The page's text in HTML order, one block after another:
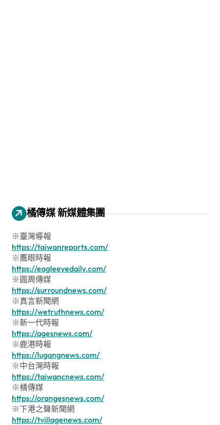
橘傳媒 新媒體集團
※臺灣導報
https://taiwanreports.com/
※鷹眼時報
https://eagleeyedaily.com/
※圓周傳媒
https://surroundnews.com/
※真言新聞網
https://wetruthnews.com/
※新一代時報
https://agesnews.com/
※鹿港時報
https://lugangnews.com/
※中台灣時報
https://taiwancnews.com/
※橘傳媒
https://orangesnews.com/
※下港之聲新聞網
https://tvillagenews.com/